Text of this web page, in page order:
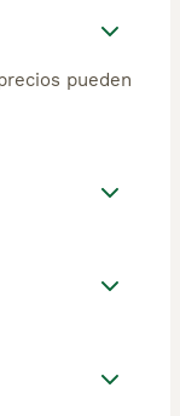
pueden